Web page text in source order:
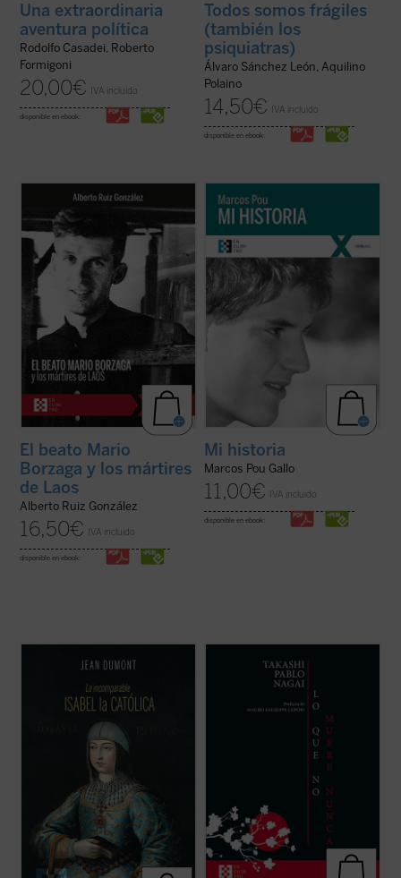
Una extraordinaria
aventura política
Rodolfo Casadei, Roberto
Formigoni
20,00€ IVA incluido
disponible en ebook:
Todos somos frágiles
(también los
psiquiatras)
Álvaro Sánchez León, Aquilino
Polaino
14,50€ IVA incluido
disponible en ebook:
Mario Borzaga, natural de Trento, había
llegado a Laos en 1957, recién ordenado
sacerdote. Fue martirizado poco después,
en 1960, a sus 27 años. Escribió un
precioso diario que da voz a su vocación de
misionero oblato, que ilumina la ...
(ver
ficha)
El beato Mario
Borzaga y los mártires
de Laos
Alberto Ruiz González
16,50€ IVA incluido
disponible en ebook:
«Es algo extraño hablar de 'mi historia'
puesto que lo único interesante en ella, lo
único que la salva de ser una historia
en mi vida. Por lo tanto, es más bien la
historia de lo que Cristo ha hecho ...(ver
Mi historia
Marcos Pou Gallo
11,00€ IVA incluido
disponible en ebook:
Dumont nos sumerge en la época de Isabel
inteligencia, astucia y determinación, que
supo afrontar los desafíos de su época y
de Takashi Nagai, en la que el autor recorre
su vida, desde la infancia hasta el día de la
explosión de la bomba atómica, captando
los numerosos acontecimientos que se